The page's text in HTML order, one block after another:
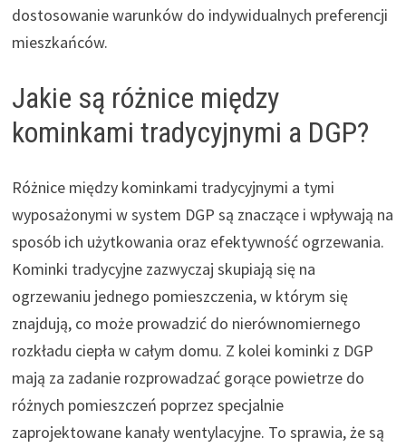
dostosowanie warunków do indywidualnych preferencji
mieszkańców.
Jakie są różnice między
kominkami tradycyjnymi a DGP?
Różnice między kominkami tradycyjnymi a tymi
wyposażonymi w system DGP są znaczące i wpływają na
sposób ich użytkowania oraz efektywność ogrzewania.
Kominki tradycyjne zazwyczaj skupiają się na
ogrzewaniu jednego pomieszczenia, w którym się
znajdują, co może prowadzić do nierównomiernego
rozkładu ciepła w całym domu. Z kolei kominki z DGP
mają za zadanie rozprowadzać gorące powietrze do
różnych pomieszczeń poprzez specjalnie
zaprojektowane kanały wentylacyjne. To sprawia, że są